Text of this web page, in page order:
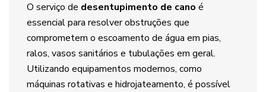
O serviço de desentupimento de cano é
essencial para resolver obstruções que
comprometem o escoamento de água em pias,
ralos, vasos sanitários e tubulações em geral.
Utilizando equipamentos modernos, como
máquinas rotativas e hidrojateamento, é possível